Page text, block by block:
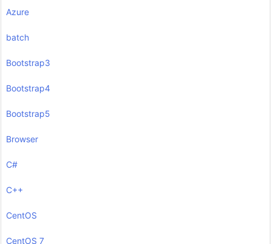
Azure
batch
Bootstrap3
Bootstrap4
Bootstrap5
Browser
C#
C++
CentOS
CentOS 7